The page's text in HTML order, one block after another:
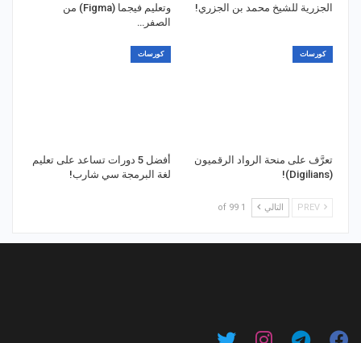
الجزرية للشيخ محمد بن الجزري!
وتعليم فيجما (Figma) من
الصفر…
كورسات
تعرَّف على منحة الرواد الرقميون
(Digilians)!
كورسات
أفضل 5 دورات تساعد على تعليم
لغة البرمجة سي شارب!
التالي 1 of 99